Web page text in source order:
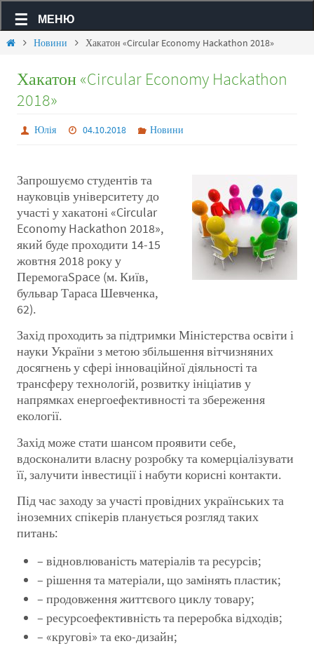
МЕНЮ
Новини Хакатон «Circular Economy Hackathon 2018»
Хакатон «Circular Economy Hackathon
2018»
Юлія 04.10.2018 Новини
Запрошуємо студентів та
науковців університету до
участі у хакатоні «Circular
Economy Hackathon 2018»,
який буде проходити 14-15
жовтня 2018 року у
ПеремогаSpace (м. Київ,
бульвар Тараса Шевченка,
62).
Захід проходить за підтримки Міністерства освіти і
науки України з метою збільшення вітчизняних
досягнень у сфері інноваційної діяльності та
трансферу технологій, розвитку ініціатив у
напрямках енергоефективності та збереження
екології.
Захід може стати шансом проявити себе,
вдосконалити власну розробку та комерціалізувати
її, залучити інвестиції і набути корисні контакти.
Під час заходу за участі провідних українських та
іноземних спікерів планується розгляд таких
питань:
– відновлюваність матеріалів та ресурсів;
– рішення та матеріали, що замінять пластик;
– продовження життєвого циклу товару;
– ресурсоефективність та переробка відходів;
– «кругові» та еко-дизайн;